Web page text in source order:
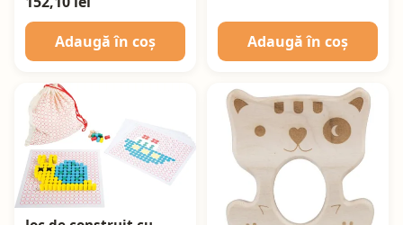
Adaugă în coș
Adaugă în coș